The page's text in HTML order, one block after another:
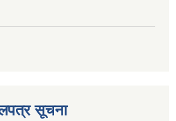
सूचना